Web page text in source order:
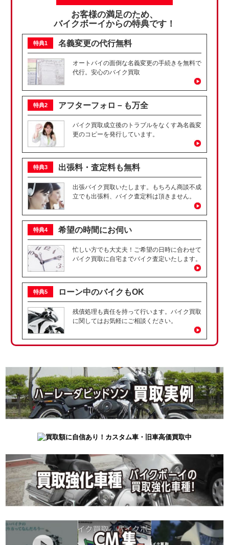
お客様の満足のため、
バイクボーイからの特典です！
特典1 名義変更の代行無料
オートバイの面倒な名義変更の手続きを無料で
代行。安心のバイク買取
特典2 アフターフォロ－も万全
バイク買取成立後のトラブルをなくす為名義変
更のコピーを発行しています。
特典3 出張料・査定料も無料
出張バイク買取いたします。もちろん商談不成
立でも出張料、バイク査定料は頂きません。
特典4 希望の時間にお伺い
忙しい方でも大丈夫！ご希望の日時に合わせて
バイク買取に自宅までバイク査定いたします。
特典5 ローン中のバイクもOK
残債処理も責任を持って行います。バイク買取
に関してはお気軽にご相談ください。